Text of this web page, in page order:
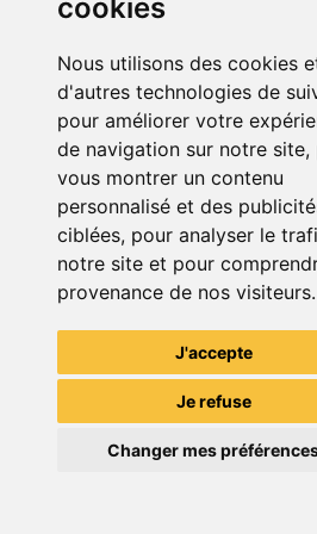
cookies
Nous utilisons des cookies
d'autres technologies de
pour améliorer votre
de navigation sur notre site,
vous montrer un contenu
personnalisé et des
ciblées, pour analyser le
notre site et pour
provenance de nos visiteurs.
J'accepte
Je refuse
Changer mes
5.90 € 0
Bioshock - Infinite Xbox 360
TheGamingR83
Grenier du
Télécharge notre app pour une
Télécharger